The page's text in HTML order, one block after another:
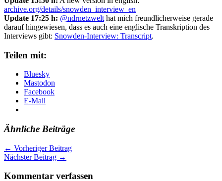
archive.org/details/snowden_interview_en
Update 17:25 h: @ndrnetzwelt hat mich freundlicherweise gerade
darauf hingewiesen, dass es auch eine englische Transkription des
Interviews gibt: Snowden-Interview: Transcript.
Teilen mit:
Bluesky
Mastodon
Facebook
E-Mail
Ähnliche Beiträge
← Vorheriger Beitrag
Nächster Beitrag →
Kommentar verfassen